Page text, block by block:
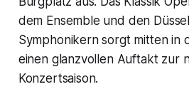
dem Ensemble und den
Symphonikern sorgt mitten in
einen glanzvollen Auftakt zur
Konzertsaison.